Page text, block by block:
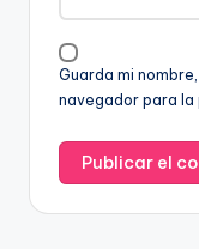
Guarda mi
navegador para la